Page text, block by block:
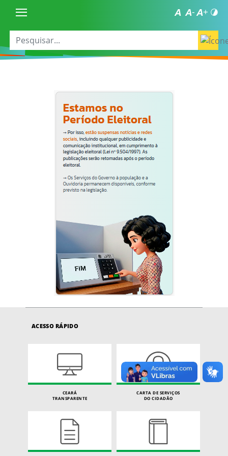
ACESSO RÁPIDO
CEARÁ
TRANSPARENTE
CARTA DE SERVIÇOS
DO CIDADÃO